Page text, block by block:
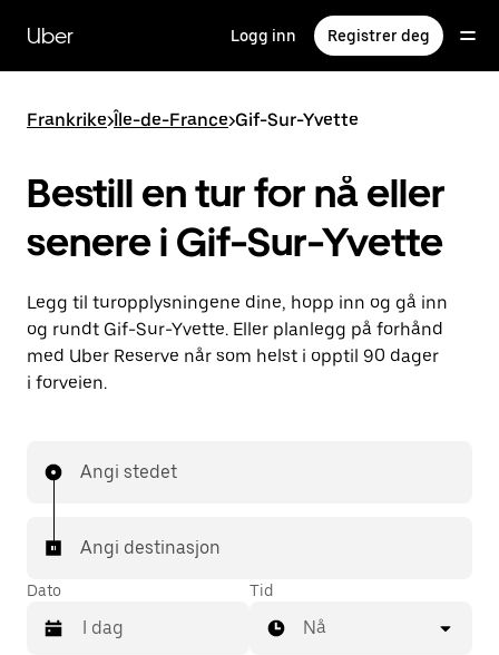
hovedinnholdet
Uber Logg inn Registrer deg
Frankrike>Île-de-France>Gif-Sur-Yvette
Bestill en tur for nå eller
senere i Gif-Sur-Yvette
Legg til turopplysningene dine, hopp inn og gå inn
og rundt Gif-Sur-Yvette. Eller planlegg på forhånd
med Uber Reserve når som helst i opptil 90 dager
i forveien.
Angi stedet
Angi destinasjon
Dato Tid
Nå